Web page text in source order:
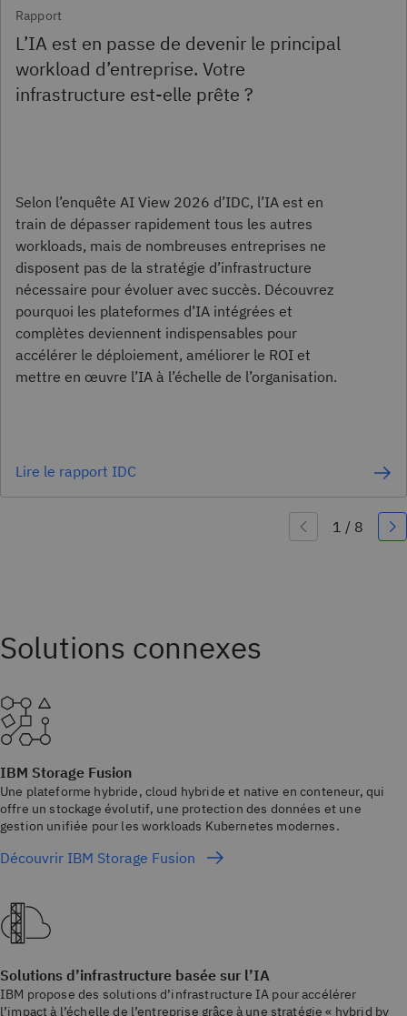
Rapport
L’IA est en passe de devenir le principal
workload d’entreprise. Votre
infrastructure est-elle prête ?
Selon l’enquête AI View 2026 d’IDC, l’IA est en
train de dépasser rapidement tous les autres
workloads, mais de nombreuses entreprises ne
disposent pas de la stratégie d’infrastructure
nécessaire pour évoluer avec succès. Découvrez
pourquoi les plateformes d’IA intégrées et
complètes deviennent indispensables pour
accélérer le déploiement, améliorer le ROI et
mettre en œuvre l’IA à l’échelle de l’organisation.
Lire le rapport IDC
IBM Storage Fusion
Une plateforme hybride, cloud hybride et native en conteneur, qui
offre un stockage évolutif, une protection des données et une
gestion unifiée pour les workloads Kubernetes modernes.
Découvrir IBM Storage Fusion
Solutions d’infrastructure basée sur l’IA
IBM propose des solutions d’infrastructure IA pour accélérer
l’impact à l’échelle de l’entreprise grâce à une stratégie « hybrid by